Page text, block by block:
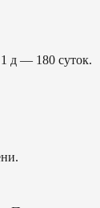
д — 180 суток.